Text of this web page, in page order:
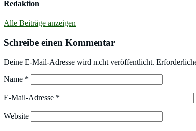
Redaktion
Alle Beiträge anzeigen
Schreibe einen Kommentar
Deine E-Mail-Adresse wird nicht veröffentlicht.
Name *
E-Mail-Adresse *
Website